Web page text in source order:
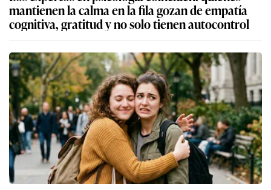
mantienen la calma en la fila gozan de empatía
cognitiva, gratitud y no solo tienen autocontrol